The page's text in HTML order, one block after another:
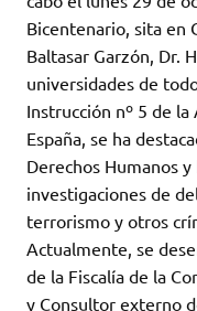
Bicentenario, sita en
Baltasar Garzón, Dr.
universidades de
Instrucción nº 5 de
España, se ha
Derechos Humanos
investigaciones de
terrorismo y otros
Actualmente, se
de la Fiscalía de la
y Consultor externo